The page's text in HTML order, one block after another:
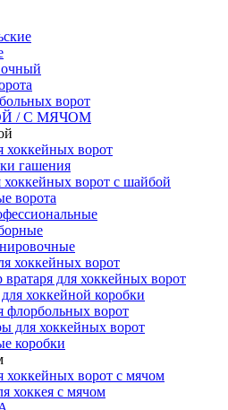
ворот
/ С МЯЧОМ
хоккейных ворот
гашения
хоккейных ворот с шайбой
ворота
хоккейных ворот
для хоккейных ворот
хоккейной коробки
флорбольных ворот
для хоккейных ворот
коробки
хоккейных ворот с мячом
хоккея с мячом